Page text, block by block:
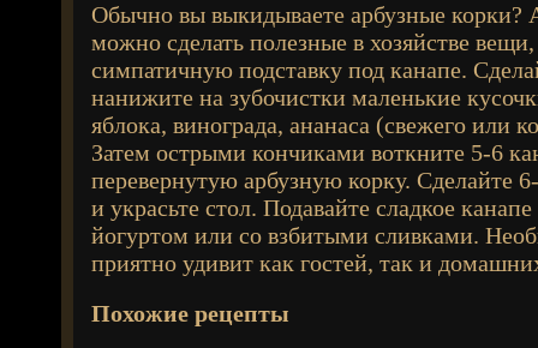
Обычно вы выкидываете арбузные корки?
можно сделать полезные в хозяйстве
симпатичную подставку под канапе.
нанижите на зубочистки маленькие
яблока, винограда, ананаса (свежего или
Затем острыми кончиками воткните 5-6
перевернутую арбузную корку. Сделайте
и украсьте стол. Подавайте сладкое
йогуртом или со взбитыми сливками.
приятно удивит как гостей, так и
Похожие рецепты